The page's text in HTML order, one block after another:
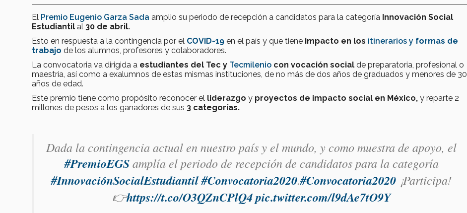
El Premio Eugenio Garza Sada amplio su periodo de recepción a candidatos para la categoría Innovación Social
Estudiantil al 30 de abril.
Esto en respuesta a la contingencia por el COVID-19 en el país y que tiene impacto en los itinerarios y formas de
trabajo de los alumnos, profesores y colaboradores.
La convocatoria va dirigida a estudiantes del Tec y Tecmilenio con vocación social de preparatoria, profesional o
maestría, así como a exalumnos de estas mismas instituciones, de no más de dos años de graduados y menores de 30
años de edad.
Este premio tiene como propósito reconocer el liderazgo y proyectos de impacto social en México, y reparte 2
millones de pesos a los ganadores de sus 3 categorías.
Dada la contingencia actual en nuestro país y el mundo, y como muestra de apoyo, el
#PremioEGSamplía el periodo de recepción de candidatos para la categoría
#InnovaciónSocialEstudiantil#Convocatoria2020.#Convocatoria2020 ¡Participa!
👉https://t.co/O3QZnCPlQ4pic.twitter.com/l9dAe7tO9Y